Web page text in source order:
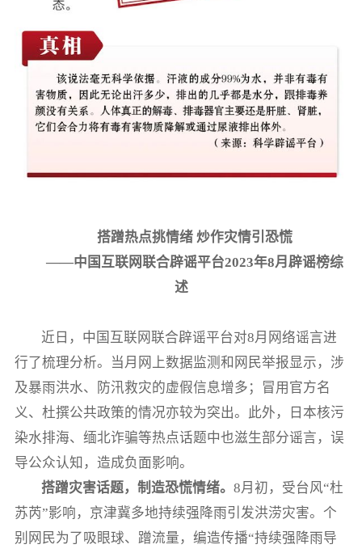
搭蹭热点挑情绪 炒作灾情引恐慌
——中国互联网联合辟谣平台2023年8月辟谣榜综
述
近日，中国互联网联合辟谣平台对8月网络谣言进
行了梳理分析。当月网上数据监测和网民举报显示，涉
及暴雨洪水、防汛救灾的虚假信息增多；冒用官方名
义、杜撰公共政策的情况亦较为突出。此外，日本核污
染水排海、缅北诈骗等热点话题中也滋生部分谣言，误
导公众认知，造成负面影响。
搭蹭灾害话题，制造恐慌情绪。8月初，受台风“杜
苏芮”影响，京津冀多地持续强降雨引发洪涝灾害。个
别网民为了吸眼球、蹭流量，编造传播“持续强降雨导